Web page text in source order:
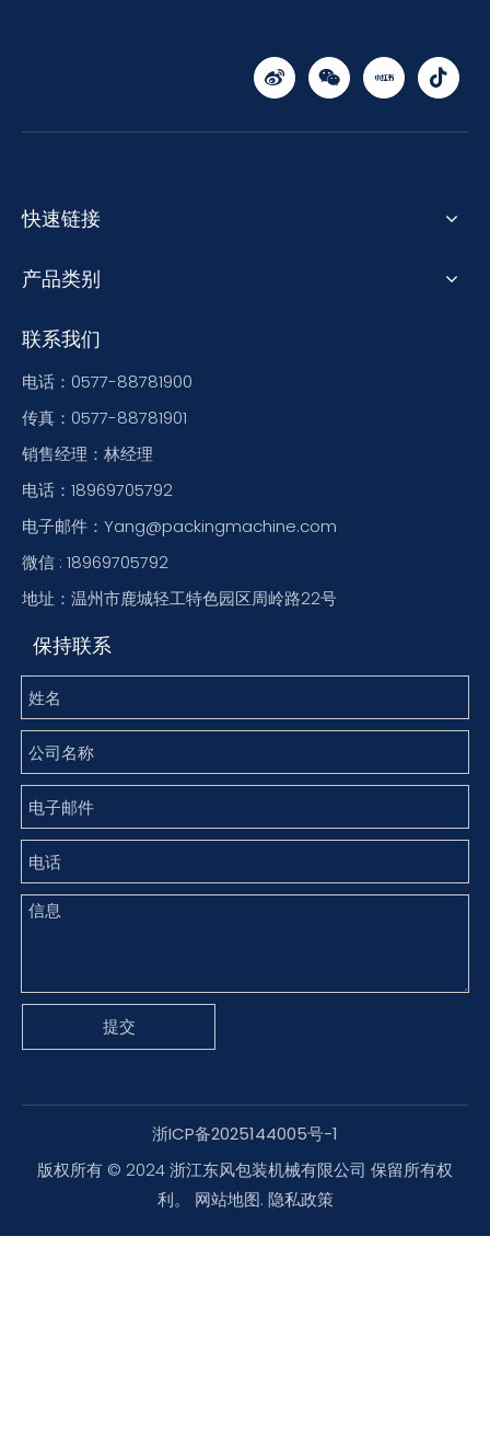
快速链接
产品类别
联系我们
电话：0577-88781900
传真：0577-88781901
销售经理：林经理
电话：18969705792
电子邮件：Yang@packingmachine.com
微信 : 18969705792
地址：温州市鹿城轻工特色园区周岭路22号
保持联系
提交
浙ICP备2025144005号-1
版权所有 © 2024 浙江东风包装机械有限公司 保留所有权
利。 网站地图. 隐私政策